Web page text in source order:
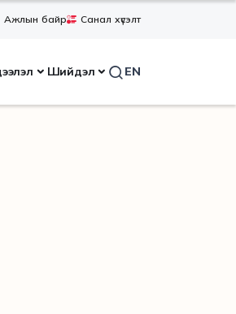
Ажлын байр Санал хүсэлт
Шийдэл EN